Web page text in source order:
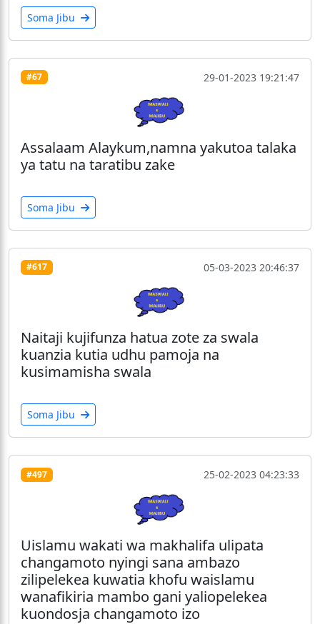
Soma Jibu
#67 29-01-2023 19:21:47
Assalaam Alaykum,namna yakutoa talaka
ya tatu na taratibu zake
Soma Jibu
#617 05-03-2023 20:46:37
Naitaji kujifunza hatua zote za swala
kuanzia kutia udhu pamoja na
kusimamisha swala
Soma Jibu
#497 25-02-2023 04:23:33
Uislamu wakati wa makhalifa ulipata
changamoto nyingi sana ambazo
zilipelekea kuwatia khofu waislamu
wanafikiria mambo gani yaliopelekea
kuondosja changamoto izo